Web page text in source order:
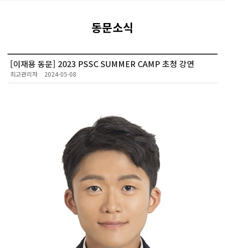
동문소식
[이재용 동문] 2023 PSSC SUMMER CAMP 초청 강연
최고관리자 2024-05-08